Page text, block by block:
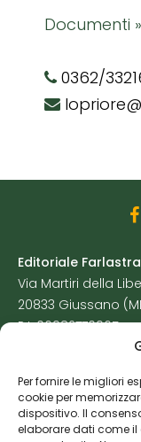
Per fornire le migliori
cookie per
dispositivo. Il
elaborare dati come
Documenti »
0362/
Editoriale
Via Martiri della
20833 Giussano
P.I. 06982770965
Cookie Policy
Risorse Aggiuntive